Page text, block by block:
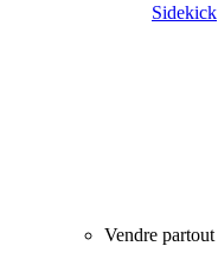
Sidekick
Vendre partout